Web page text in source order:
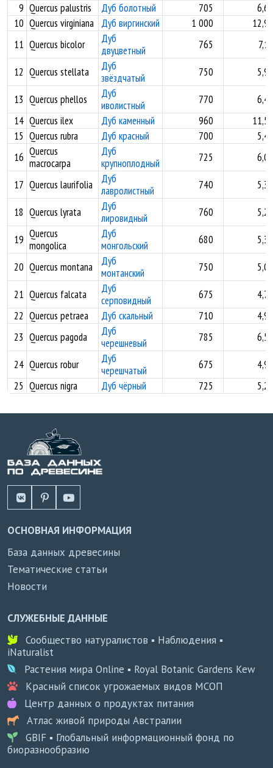
9 Quercus palustris Дуб болотный 705
6,65
10 Quercus virginiana Дуб виргинский 1 000
12,92
11 Quercus bicolor
Дуб
двуцветный
765 7,14
12 Quercus stellata
Дуб
звёздчатый
750 5,99
13 Quercus phellos
Дуб
иволистный
770
6,49
14 Quercus ilex Дуб каменный 960
11,52
15 Quercus rubra Дуб красный 700
5,43
16 Quercus
macrocarpa
Дуб
крупноплодный
725 6,03
17 Quercus laurifolia
Дуб
лавролистный
740 5,38
18 Quercus lyrata
Дуб
лировидный
760 5,29
19 Quercus
mongolica
Дуб
монгольский
680 5,32
20 Quercus montana
Дуб
монтанский
750 5,03
21 Quercus falcata
Дуб
серповидный
675
4,72
22 Quercus petraea Дуб скальный 710
4,99
23 Quercus pagoda
Дуб
черешневый
785 6,58
24 Quercus robur
Дуб
черешчатый
675
4,98
25 Quercus nigra Дуб чёрный 725 5,29
ОСНОВНАЯ ИНФОРМАЦИЯ
База данных древесины
Тематические статьи
Новости
СЛУЖЕБНЫЕ ДАННЫЕ
Сообщество натуралистов ▪ Наблюдения ▪
iNaturalist
Растения мира Online ▪ Royal Botanic Gardens Kew
Красный список угрожаемых видов МСОП
Центр данных о продуктах питания
Атлас живой природы Австралии
GBIF ▪ Глобальный информационный фонд по
биоразнообразию